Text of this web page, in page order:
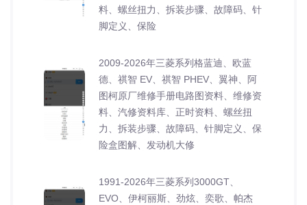
料、螺丝扭力、拆装步骤、故障码、针
脚定义、保险
2009-2026年三菱系列格蓝迪、欧蓝
德、祺智 EV、祺智 PHEV、翼神、阿
图柯原厂维修手册电路图资料、维修资
料、汽修资料库、正时资料、螺丝扭
力、拆装步骤、故障码、针脚定义、保
险盒图解、发动机大修
1991-2026年三菱系列3000GT、
EVO、伊柯丽斯、劲炫、奕歌、帕杰